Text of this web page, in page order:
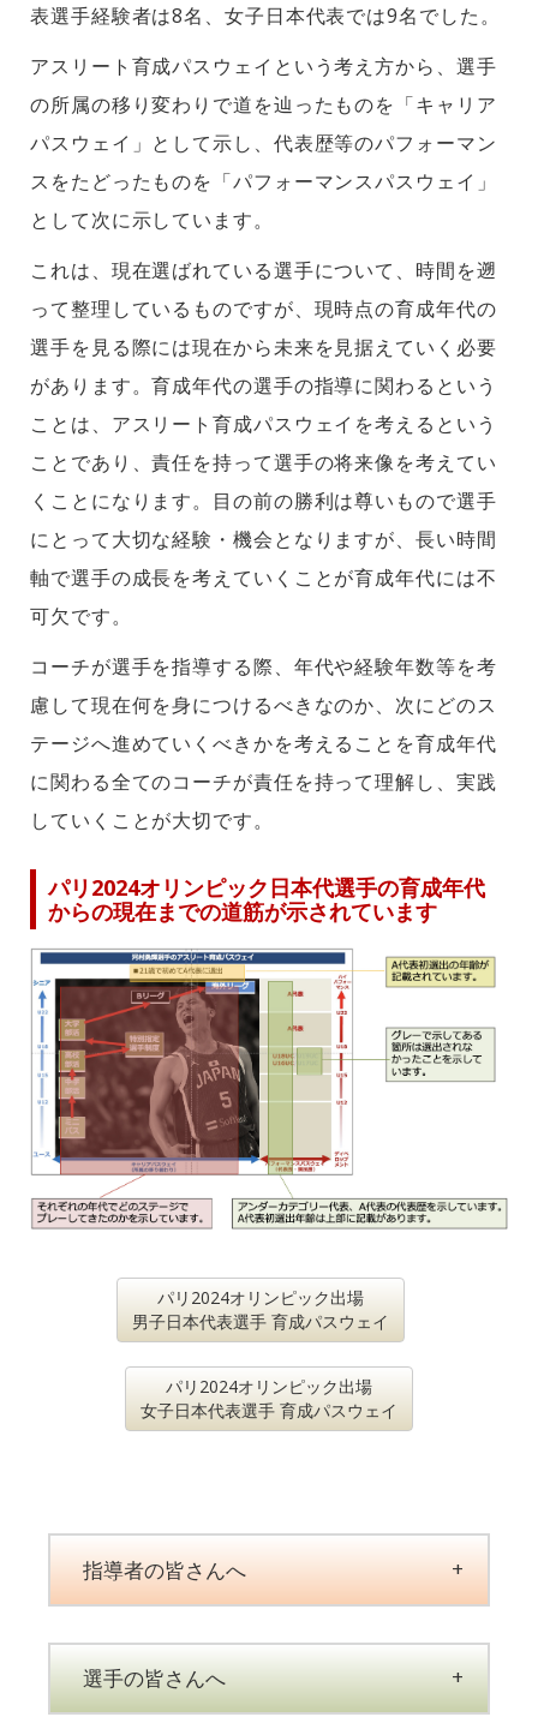
表選手経験者は8名、女子日本代表では9名でした。
アスリート育成パスウェイという考え方から、選手
の所属の移り変わりで道を辿ったものを「キャリア
パスウェイ」として示し、代表歴等のパフォーマン
スをたどったものを「パフォーマンスパスウェイ」
として次に示しています。
これは、現在選ばれている選手について、時間を遡
って整理しているものですが、現時点の育成年代の
選手を見る際には現在から未来を見据えていく必要
があります。育成年代の選手の指導に関わるという
ことは、アスリート育成パスウェイを考えるという
ことであり、責任を持って選手の将来像を考えてい
くことになります。目の前の勝利は尊いもので選手
にとって大切な経験・機会となりますが、長い時間
軸で選手の成長を考えていくことが育成年代には不
可欠です。
コーチが選手を指導する際、年代や経験年数等を考
慮して現在何を身につけるべきなのか、次にどのス
テージへ進めていくべきかを考えることを育成年代
に関わる全てのコーチが責任を持って理解し、実践
していくことが大切です。
パリ2024オリンピック日本代選手の育成年代
からの現在までの道筋が示されています
パリ2024オリンピック出場
男子日本代表選手 育成パスウェイ
パリ2024オリンピック出場
女子日本代表選手 育成パスウェイ
指導者の皆さんへ
選手の皆さんへ